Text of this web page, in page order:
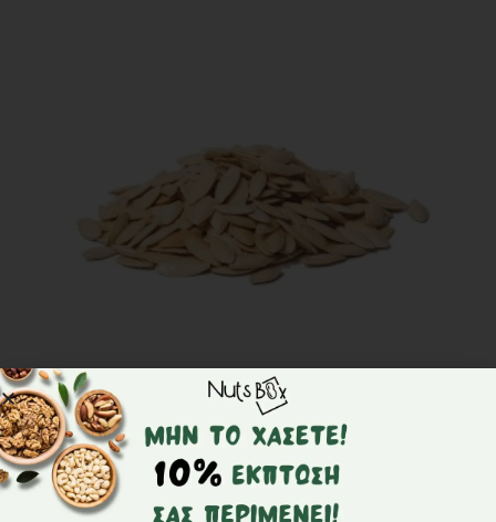
Κολοκυθόσπορος ωμός γίγα – NutsBox
από1,90€